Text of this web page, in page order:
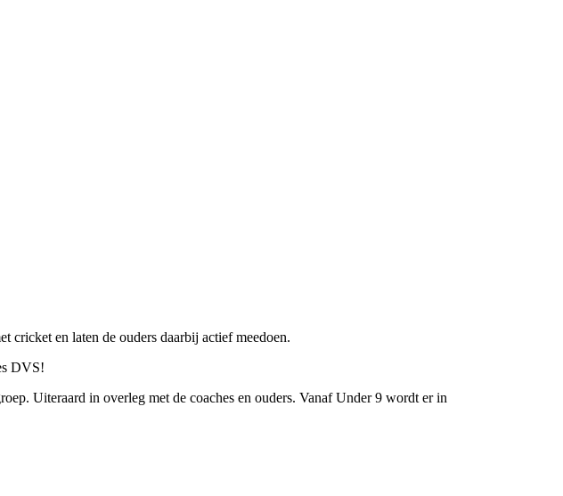
cricket en laten de ouders daarbij actief meedoen.
DVS!
Uiteraard in overleg met de coaches en ouders. Vanaf Under 9 wordt er in